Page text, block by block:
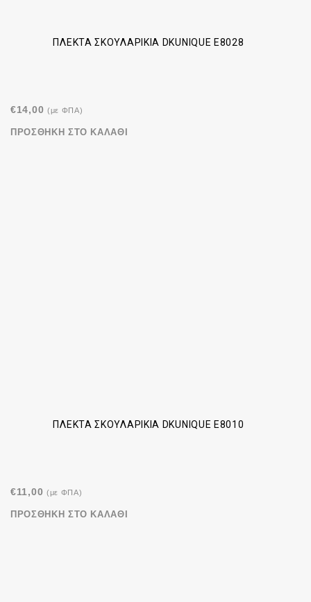
ΠΛΕΚΤΆ ΣΚΟΥΛΑΡΊΚΙΑ DKUNIQUE E8028
€14,00 (με ΦΠΑ)
ΠΡΟΣΘΉΚΗ ΣΤΟ ΚΑΛΆΘΙ
ΠΛΕΚΤΆ ΣΚΟΥΛΑΡΊΚΙΑ DKUNIQUE E8010
€11,00 (με ΦΠΑ)
ΠΡΟΣΘΉΚΗ ΣΤΟ ΚΑΛΆΘΙ